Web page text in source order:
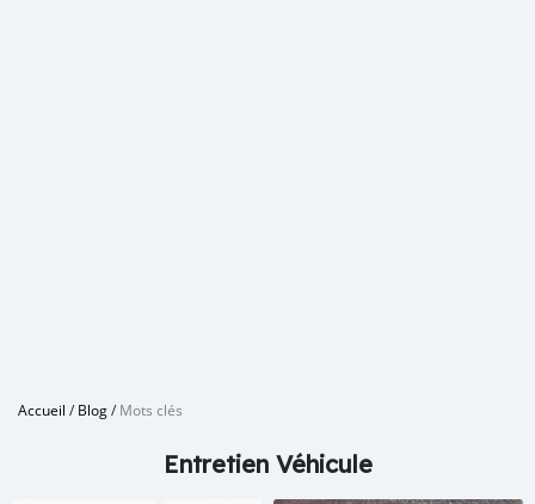
Accueil /Blog/Mots clés
Entretien Véhicule